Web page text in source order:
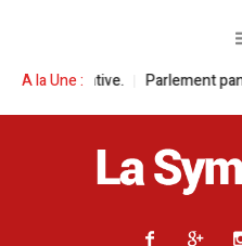
A la Une :
panafricain : à